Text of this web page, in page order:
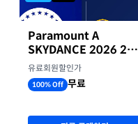
Paramount A
SKYDANCE 2026 2분
기 실적
유료회원할인가
100% Off 무료